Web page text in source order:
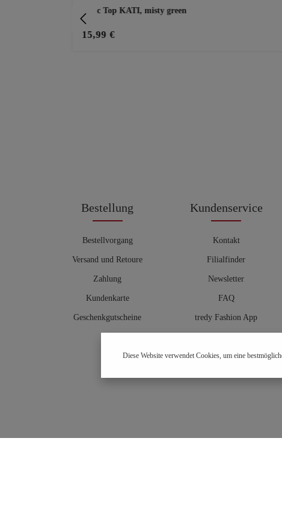
Basic Top KATI, misty green
15,99 €
Bestellung
Bestellvorgang
Versand und Retoure
Zahlung
Kundenkarte
Geschenkgutscheine
Kundenservice
Kontakt
Filialfinder
Newsletter
FAQ
tredy Fashion App
Hosenberater
Diese Website verwendet Cookies, um eine